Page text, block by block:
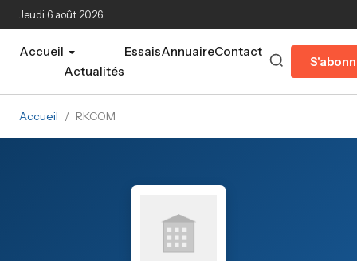
Aller au contenu principal
Jeudi 6 août 2026
Accueil
Actualités
EssaisAnnuaireContact
Accueil / RKCOM